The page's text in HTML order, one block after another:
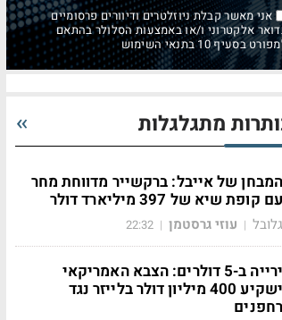
אני מאשר קבלת ניוזלטרים ודיוורים פרסומיים
אלקטרוני ו/או באמצעות הסלולר בהתאם
בסעיף 10 בתנאי השימוש
מתגלגלות
המבחן של אייבל: ברקשייר מדווחת מחר
עם קופת שיא של 397 מיליארד דולר
גלובל | עוזי גרסטמן |
22:32
ירייה ב-5 דולרים: הצבא האמריקאי
ישקיע 400 מיליון דולר בלייזר נגד
רחפנים